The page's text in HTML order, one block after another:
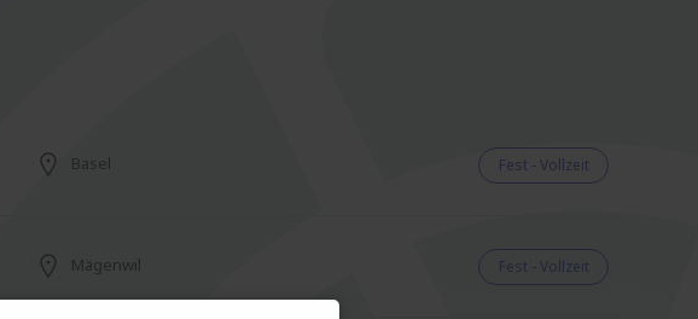
Basel Fest - Vollzeit
Mägenwil Fest - Vollzeit